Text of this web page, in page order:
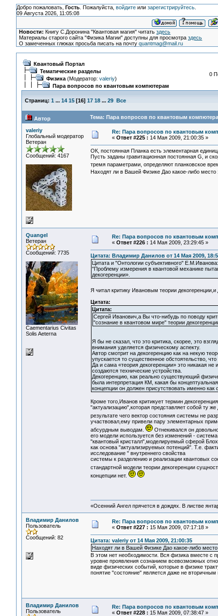
Добро пожаловать, Гость. Пожалуйста, войдитеили зарегистрируйтесь.
09 Августа 2026, 11:05:08
Новости: Книгу С.Доронина "Квантовая магия" читатьздесь
Материалы старого сайта "Физика Магии" доступны для просмотраздесь
О замеченных глюках просьба писать на почтуquantmag@mail.ru
Квантовый Портал
Тематические разделы
Физика(Модератор: valeriy)
Пара вопросов по квантовым компютерам
0
Страниц: 1 ... 14 15[16] 17 18 ... 29 Все
Автор Тема: Пара вопросов по квантовым
valeriy
Глобальный модератор
Ветеран
Сообщений: 4167
Re: Пара вопросов по квантовым
« Ответ #225 : 14 Мая 2009, 21:00:35 »
ОК, постоянная Планка есть элементарная
Пусть заданы гравитационная постоянная G, и
тремя параметрами, определяют планковское
Находят ли в Вашей Физике Дао какое-либо
Quangel
Ветеран
Сообщений: 7735
Сaementarius Civitas
Solis Aeterna
Re: Пара вопросов по квантовым
« Ответ #226 : 14 Мая 2009, 23:29:45 »
Цитата: Владимир Данилов от 14 Мая 2009,
Цитата и "Онтологии субъективного" Е.М.Иванова:
"Проблему измерения в квантовой механике
декогеренции».
Я читал критику Ивановым теории
Цитата:
Цитата:
Сергей Иванович,а Вы что-нибудь по поводу
"сознание в квантовом мире" теории
Я бы не сказал, что это критика, скорее, это
внимания уделяется физическому аспекту.
Автор смотрит на декогеренцию как на некую
упускается то существенное обстоятельство,
Да и сама «теория декогеренции» это никакая
создаются технические устройства.
Декогеренцию, как реально существующий
была интерпретация КМ, какая бы
концепции он должен присутствовать именно
Кроме того,Иванов критикует термин
"актуализацию",которая представляет собой ту
результате чего вектор состояния системы не
участвовал,ему привели пару элементарных
абсурдным выводам.
Отнекивался он
его модели используется без изменений -
"квантовый кристалл",моделируемый сферой
как основа "актуализируемых потенций". Т.е.
исследование " внутреннего свойства
системы к разделению и реализации квантовых
стандартной модели теории декогеренции
концепции нет.
«Осенний Ангел прячется в дождях. В листве
Владимир Данилов
Пользователь
Сообщений: 82
Re: Пара вопросов по квантовым
« Ответ #227 : 15 Мая 2009, 07:17:18 »
Цитата: valeriy от 14 Мая 2009, 21:00:35
Находят ли в Вашей Физике Дао какое-либо
В этом нет необходимости. Вся физика вместе с
уровне проявления сознанием всевозможных
виде физических событий, которые в физике
понятие "состояние" является даже не
Владимир Данилов
Пользователь
Re: Пара вопросов по квантовым
« Ответ #228 : 15 Мая 2009, 07:38:47 »